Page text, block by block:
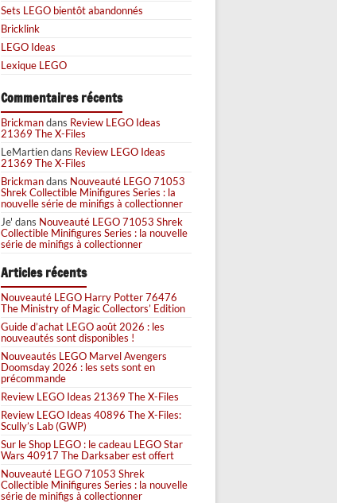
Sets LEGO bientôt abandonnés
Bricklink
LEGO Ideas
Lexique LEGO
Commentaires récents
Brickmandans Review LEGO Ideas
21369 The X-Files
LeMartiendans Review LEGO Ideas
21369 The X-Files
Brickmandans Nouveauté LEGO 71053
Shrek Collectible Minifigures Series : la
nouvelle série de minifigs à collectionner
Je' dans Nouveauté LEGO 71053 Shrek
Collectible Minifigures Series : la nouvelle
série de minifigs à collectionner
Articles récents
Nouveauté LEGO Harry Potter 76476
The Ministry of Magic Collectors’ Edition
Guide d’achat LEGO août 2026 : les
nouveautés sont disponibles !
Nouveautés LEGO Marvel Avengers
Doomsday 2026 : les sets sont en
précommande
Review LEGO Ideas 21369 The X-Files
Review LEGO Ideas 40896 The X-Files:
Scully’s Lab (GWP)
Sur le Shop LEGO : le cadeau LEGO Star
Wars 40917 The Darksaber est offert
Nouveauté LEGO 71053 Shrek
Collectible Minifigures Series : la nouvelle
série de minifigs à collectionner